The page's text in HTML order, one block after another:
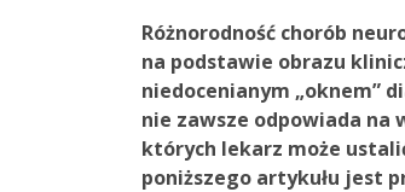
Różnorodność chorób
na podstawie obrazu
niedocenianym „oknem”
nie zawsze odpowiada
których lekarz może
poniższego artykułu jest